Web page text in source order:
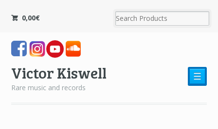
0,00€
Victor Kiswell
Rare music and records
☰